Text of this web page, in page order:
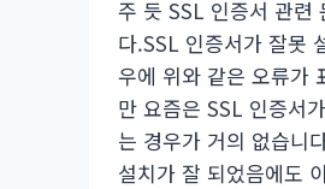
주 듯 SSL 인증서 관련
다.SSL 인증서가 잘못
우에 위와 같은 오류가
만 요즘은 SSL 인증서
는 경우가 거의 없습니
설치가 잘 되었음에도